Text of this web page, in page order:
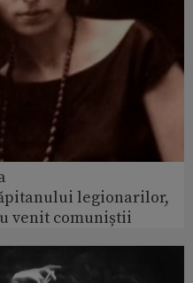
legionarilor,
venit comuniștii